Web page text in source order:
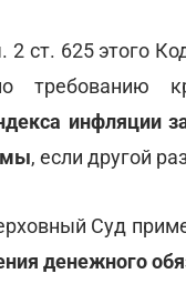
2 ст. 625 этого
требованию
инфляции
, если другой
Суд
денежного